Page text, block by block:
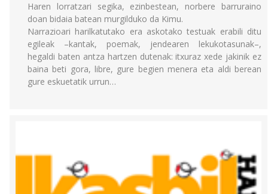
Haren lorratzari segika, ezinbestean, norbere barruraino
doan bidaia batean murgilduko da Kimu.
Narrazioari harilkatutako era askotako testuak erabili ditu
egileak –kantak, poemak, jendearen lekukotasunak–,
hegaldi baten antza hartzen dutenak: itxuraz xede jakinik ez
baina beti gora, libre, gure begien menera eta aldi berean
gure eskuetatik urrun…